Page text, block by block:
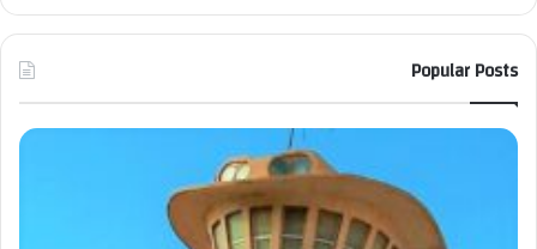
Popular Posts